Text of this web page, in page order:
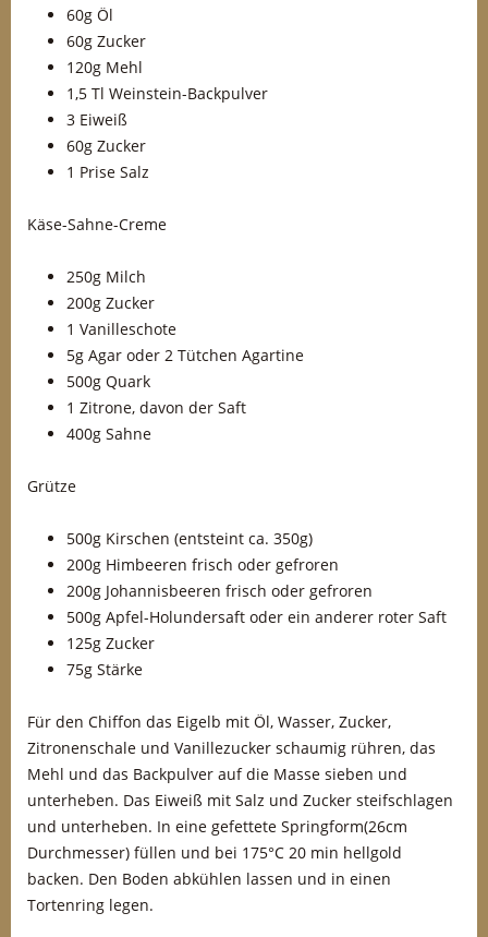
60g Öl
60g Zucker
120g Mehl
1,5 Tl Weinstein-Backpulver
3 Eiweiß
60g Zucker
1 Prise Salz
Käse-Sahne-Creme
250g Milch
200g Zucker
1 Vanilleschote
5g Agar oder 2 Tütchen Agartine
500g Quark
1 Zitrone, davon der Saft
400g Sahne
Grütze
500g Kirschen (entsteint ca. 350g)
200g Himbeeren frisch oder gefroren
200g Johannisbeeren frisch oder gefroren
500g Apfel-Holundersaft oder ein anderer roter Saft
125g Zucker
75g Stärke
Für den Chiffon das Eigelb mit Öl, Wasser, Zucker,
Zitronenschale und Vanillezucker schaumig rühren, das
Mehl und das Backpulver auf die Masse sieben und
unterheben. Das Eiweiß mit Salz und Zucker steifschlagen
und unterheben. In eine gefettete Springform(26cm
Durchmesser) füllen und bei 175°C 20 min hellgold
backen. Den Boden abkühlen lassen und in einen
Tortenring legen.